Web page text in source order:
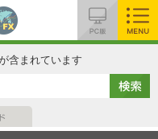
MENU
含まれています
ド